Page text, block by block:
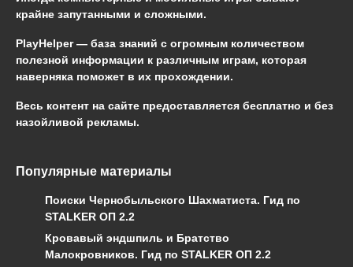
крайне запутанными и сложными.
PlayHelper — база знаний с огромным количеством
полезной информации к различным играм, которая
наверняка поможет в их прохождении.
Весь контент на сайте предоставляется бесплатно и без
назойливой рекламы.
Популярные материалы
Поиски Чернобыльского Шахматиста. Гид по
STALKER ОП 2.2
Кровавый эндшпиль и Братство
Малокровников. Гид по STALKER ОП 2.2